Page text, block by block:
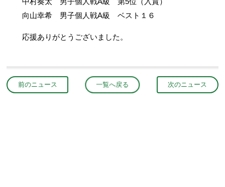
向山幸希 男子個人戦A級 ベスト１６
応援ありがとうございました。
前のニュース 一覧へ戻る 次のニュース